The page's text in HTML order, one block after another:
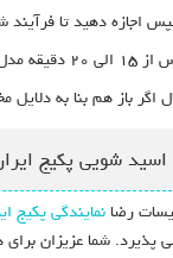
اجازه دهید تا فرآیند شسشتو حداقل
را از پمپ باز کنید و با فشار آب شدید شستشو دهید.
اگر باز هم بنا به
شویی پکیج
رضانمایندگی پکیج
پذیرد. شما عزیزان